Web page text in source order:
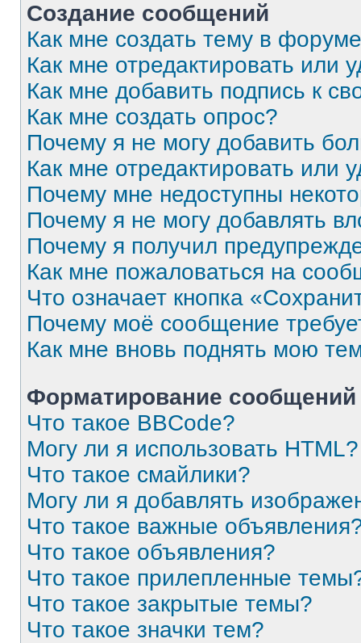
Создание сообщений
Как мне создать тему в
Как мне отредактировать или
Как мне добавить подпись к
Как мне создать опрос?
Почему я не могу добавить
Как мне отредактировать или
Почему мне недоступны
Почему я не могу добавлять
Почему я получил
Как мне пожаловаться на
Что означает кнопка
Почему моё сообщение
Как мне вновь поднять мою
Форматирование
Что такое BBCode?
Могу ли я использовать HTML?
Что такое смайлики?
Могу ли я добавлять
Что такое важные
Что такое объявления?
Что такое прилепленные
Что такое закрытые темы?
Что такое значки тем?